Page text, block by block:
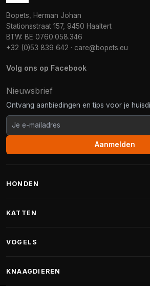
Bopets, Herman Johan
Stationsstraat 157, 9450 Haaltert
BTW: BE 0760.058.346
+32 (0)53 839 642 · care@bopets.eu
Volg ons op Facebook
Nieuwsbrief
Ontvang aanbiedingen en tips voor je
Aanmelden
HONDEN
Fantail hondenmanden
KATTEN
Krabpalen voor Maine Coon
VOGELS
Vogelvoer binnenvogels
KNAAGDIEREN